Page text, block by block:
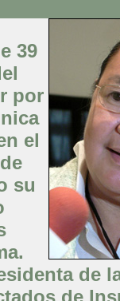
39
por
el
su
de
de